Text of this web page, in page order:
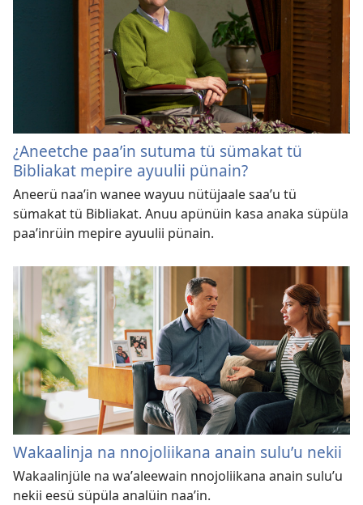
¿Aneetche paaʼin sutuma tü sümakat tü
Bibliakat mepire ayuulii pünain?
Aneerü naaʼin wanee wayuu nütüjaale saaʼu tü
sümakat tü Bibliakat. Anuu apünüin kasa anaka süpüla
paaʼinrüin mepire ayuulii pünain.
Wakaalinja na nnojoliikana anain suluʼu nekii
Wakaalinjüle na waʼaleewain nnojoliikana anain suluʼu
nekii eesü süpüla analüin naaʼin.